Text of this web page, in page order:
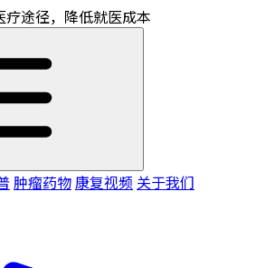
疗途径，降低就医成本
肿瘤药物康复视频 关于我们